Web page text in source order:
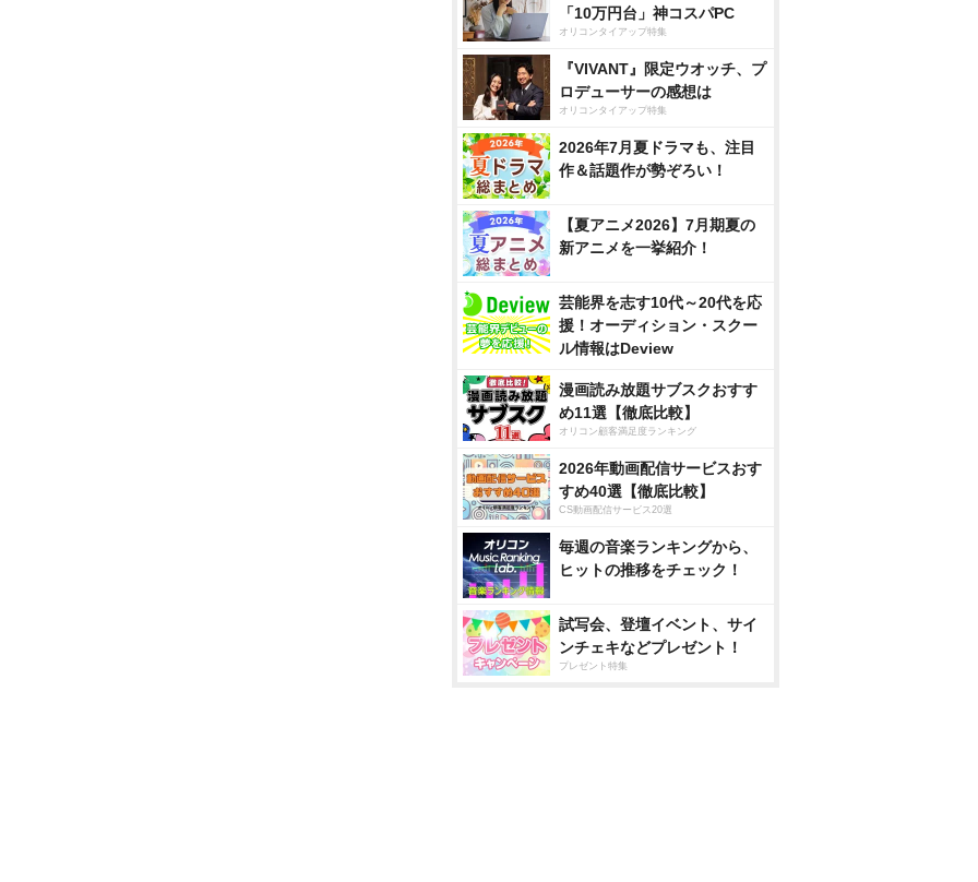
「10万円台」神コスパPC
オリコンタイアップ特集
『VIVANT』限定ウオッチ、プ
ロデューサーの感想は
オリコンタイアップ特集
2026年7月夏ドラマも、注目
作＆話題作が勢ぞろい！
【夏アニメ2026】7月期夏の
新アニメを一挙紹介！
芸能界を志す10代～20代を応
援！オーディション・スクー
ル情報はDeview
漫画読み放題サブスクおすす
め11選【徹底比較】
オリコン顧客満足度ランキング
2026年動画配信サービスおす
すめ40選【徹底比較】
CS動画配信サービス20選
毎週の音楽ランキングから、
ヒットの推移をチェック！
試写会、登壇イベント、サイ
ンチェキなどプレゼント！
プレゼント特集